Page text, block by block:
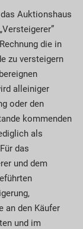
Auktionshaus
die in
zu versteigern
alleiniger
oder den
kommenden
als
das
und dem
an den Käufer
und im